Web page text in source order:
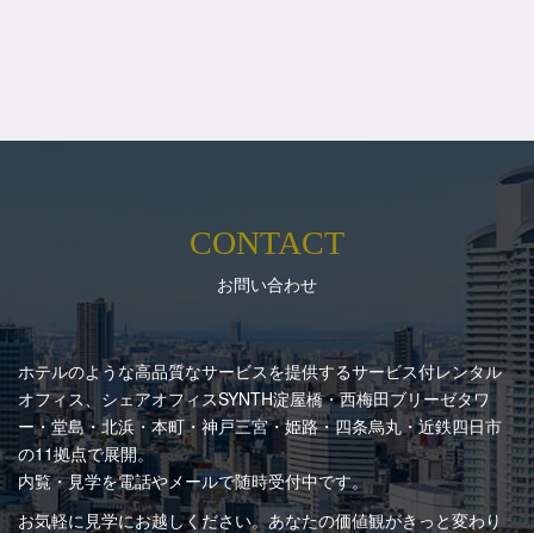
CONTACT
お問い合わせ
ホテルのような高品質なサービスを提供するサービス付レンタル
オフィス、シェアオフィスSYNTH淀屋橋・西梅田ブリーゼタワ
ー・堂島・北浜・本町・神戸三宮・姫路・四条烏丸・近鉄四日市
の11拠点で展開。
内覧・見学を電話やメールで随時受付中です。
お気軽に見学にお越しください。あなたの価値観がきっと変わり